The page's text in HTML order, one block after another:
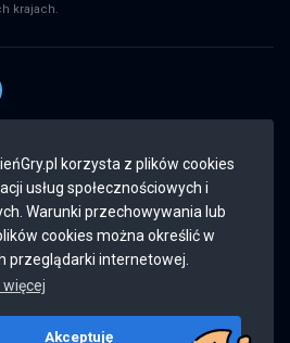
korzysta z plików cookies
usług społecznościowych i
Warunki przechowywania lub
cookies można określić w
przeglądarki internetowej.
więcej
Akceptuję
krajach.
konta
Wszystkie prawa